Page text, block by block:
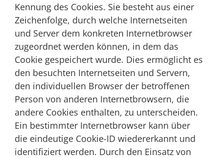
Kennung des Cookies. Sie besteht aus einer
Zeichenfolge, durch welche Internetseiten
und Server dem konkreten Internetbrowser
zugeordnet werden können, in dem das
Cookie gespeichert wurde. Dies ermöglicht es
den besuchten Internetseiten und Servern,
den individuellen Browser der betroffenen
Person von anderen Internetbrowsern, die
andere Cookies enthalten, zu unterscheiden.
Ein bestimmter Internetbrowser kann über
die eindeutige Cookie-ID wiedererkannt und
identifiziert werden. Durch den Einsatz von